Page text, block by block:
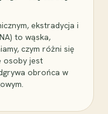
ekstradycja i
to wąska,
czym różni się
osoby jest
obrońca w